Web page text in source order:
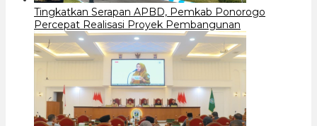
Tingkatkan Serapan APBD, Pemkab Ponorogo
Percepat Realisasi Proyek Pembangunan